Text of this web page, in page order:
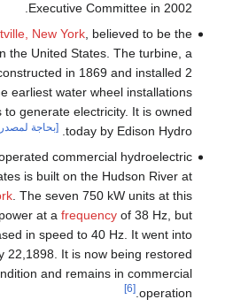
Executive
Claverack Creek, inStottville, New York
oldest hydro power site in the United
Morgan Smith, was constructed in
years later. It is one of the earliest water
in the United States to generate
[بحاجة لمصدر]
The oldest continuously-operated
plant in the United States is built on
Mechanicville, New York. The seven
station initially supplied power at a
later were increased in speed to
commercial service July 22,1898. It is
to its original condition and